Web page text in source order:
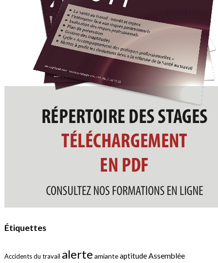
Étiquettes
Accidents du travail alerte amianteaptitudeAssemblée